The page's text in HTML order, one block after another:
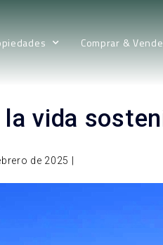
Comprar &
vida
de 2025 |